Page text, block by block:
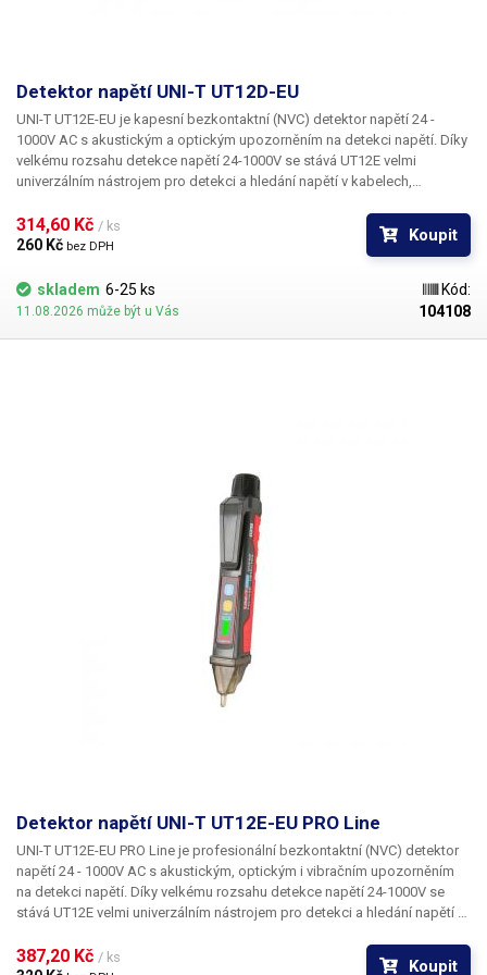
Detektor napětí UNI-T UT12D-EU
UNI-T UT12E-EU je kapesní bezkontaktní (NVC) detektor napětí 24 -
1000V AC s akustickým a optickým upozorněním na detekci napětí. Díky
velkému rozsahu detekce napětí 24-1000V se stává UT12E velmi
univerzálním nástrojem pro detekci a hledání napětí v kabelech,
jednofázových, tak v třífázových rozvodech. Detektor stačí přiblížit ke
zdroji AC napětí a dle rozsahu detekovaného napětí se rozsvítí červená,
detekce síťového AC napětí Optická a akustická signalizace napětí
Automatické vypínaní při nečinnosti Integrovaná svítilna
314,60 Kč / ks
260 Kč bez DPH
Koupit
skladem 6-25 ks
11.08.2026 může být u Vás
Kód:
104108
Detektor napětí UNI-T UT12E-EU PRO Line
UNI-T UT12E-EU PRO Line je profesionální bezkontaktní (NVC) detektor
napětí 24 - 1000V AC s akustickým, optickým i vibračním upozorněním
na detekci napětí. Díky velkému rozsahu detekce napětí 24-1000V se
stává UT12E velmi univerzálním nástrojem pro detekci a hledání napětí v
to jak v jednofázových, tak v třífázových rozvodech. Detektor stačí
387,20 Kč / ks Koupit